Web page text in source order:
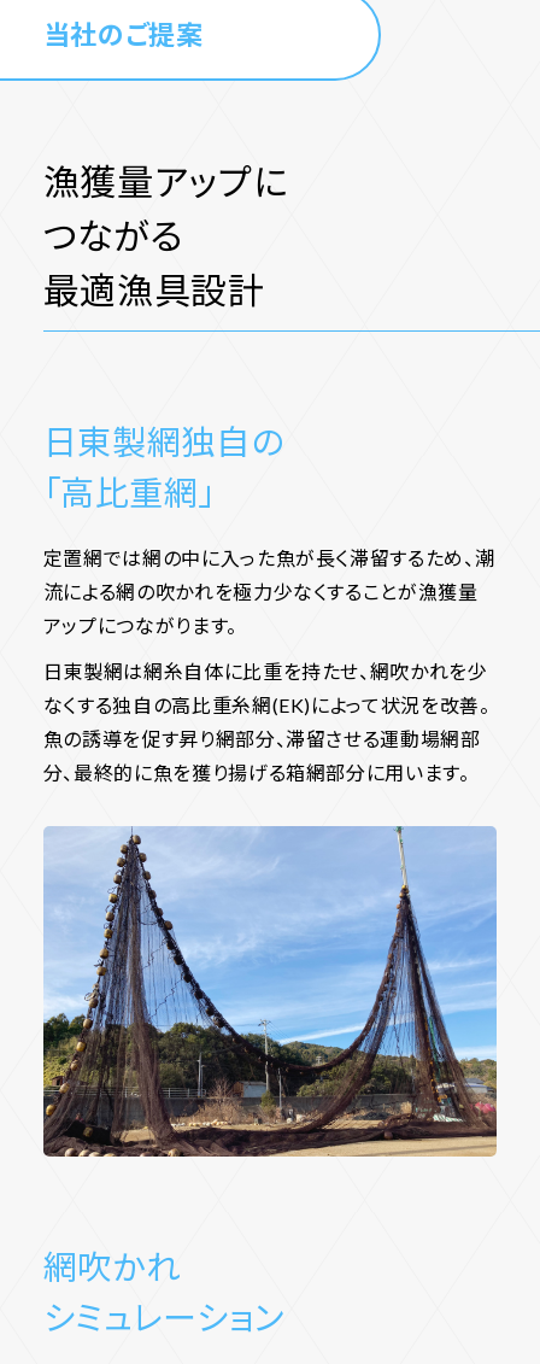
当社のご提案
漁獲量アップに
つながる
最適漁具設計
日東製網独自の
「高比重網」
定置網では網の中に入った魚が長く滞留するため、潮
流による網の吹かれを極力少なくすることが漁獲量
アップにつながります。
日東製網は網糸自体に比重を持たせ、網吹かれを少
なくする独自の高比重糸網(EK)によって状況を改善。
魚の誘導を促す昇り網部分、滞留させる運動場網部
分、最終的に魚を獲り揚げる箱網部分に用います。
網吹かれ
シミュレーション